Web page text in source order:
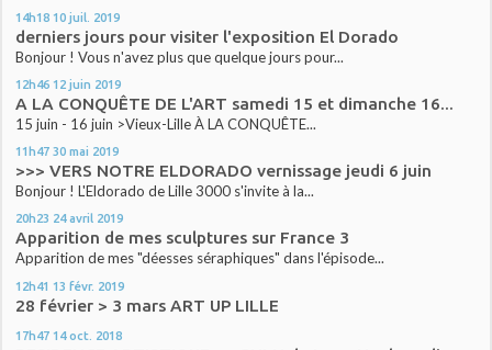
14h18 10 juil. 2019
derniers jours pour visiter l'exposition El Dorado
Bonjour ! Vous n'avez plus que quelque jours pour...
12h46 12 juin 2019
A LA CONQUÊTE DE L'ART samedi 15 et dimanche 16...
15 juin - 16 juin >Vieux-Lille À LA CONQUÊTE...
11h47 30 mai 2019
>>> VERS NOTRE ELDORADO vernissage jeudi 6 juin
Bonjour ! L'Eldorado de Lille 3000 s'invite à la...
20h23 24 avril 2019
Apparition de mes sculptures sur France 3
Apparition de mes "déesses séraphiques" dans l'épisode...
12h41 13 févr. 2019
28 février > 3 mars ART UP LILLE
17h47 14 oct. 2018